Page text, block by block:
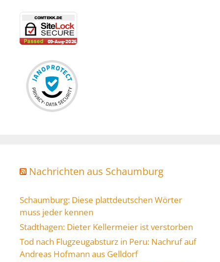
Nachrichten aus Schaumburg
Schaumburg: Diese plattdeutschen Wörter
muss jeder kennen
Stadthagen: Dieter Kellermeier ist verstorben
Tod nach Flugzeugabsturz in Peru: Nachruf auf
Andreas Hofmann aus Gelldorf